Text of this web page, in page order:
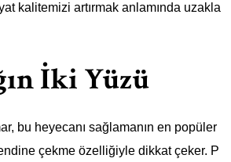
kalitemizi artırmak anlamında uzakla
İki Yüzü
bu heyecanı sağlamanın en popüler
çekme özelliğiyle dikkat çeker. P